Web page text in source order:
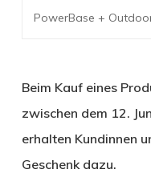
PowerBase +
Beim Kauf eines
zwischen dem 12.
erhalten Kundinnen
Geschenk dazu.